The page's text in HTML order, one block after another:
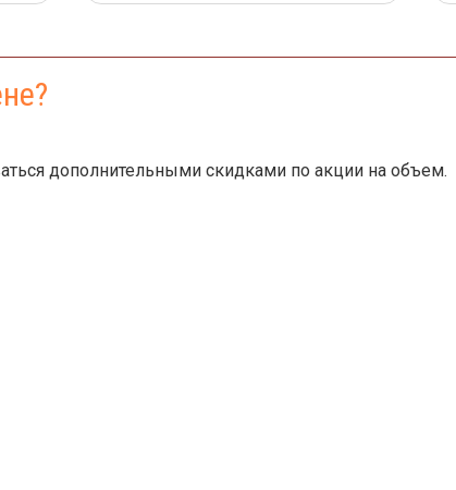
дополнительными скидками по акции на объем.